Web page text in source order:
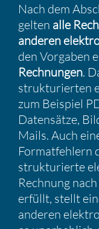
Nach dem
gelten alle
anderen
den Vorgaben
Rechnungen.
struk­tu­rierten
zum Beispiel
Daten­sätze,
Mails. Auch
Format­feh­lern
struk­tu­rierte
Rechnung
erfüllt, stellt
anderen